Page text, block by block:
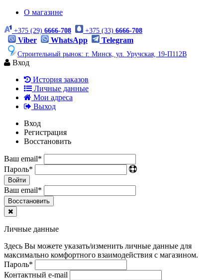
О магазине
+375 (29) 6666-708 +375 (33) 6666-708
Viber WhatsApp Telegram
Строительный рынок: г. Минск, ул. Уручская, 19-П112В
Вход
История заказов
Личные данные
Мои адреса
Выход
Вход
Регистрация
Восстановить
Ваш email*
Пароль*
Войти
Ваш email*
Воcстановить
Личные данные
Здесь Вы можете указать/изменить личные данные для
максимально комфортного взаимодействия с магазином.
Пароль*
Контактный e-mail